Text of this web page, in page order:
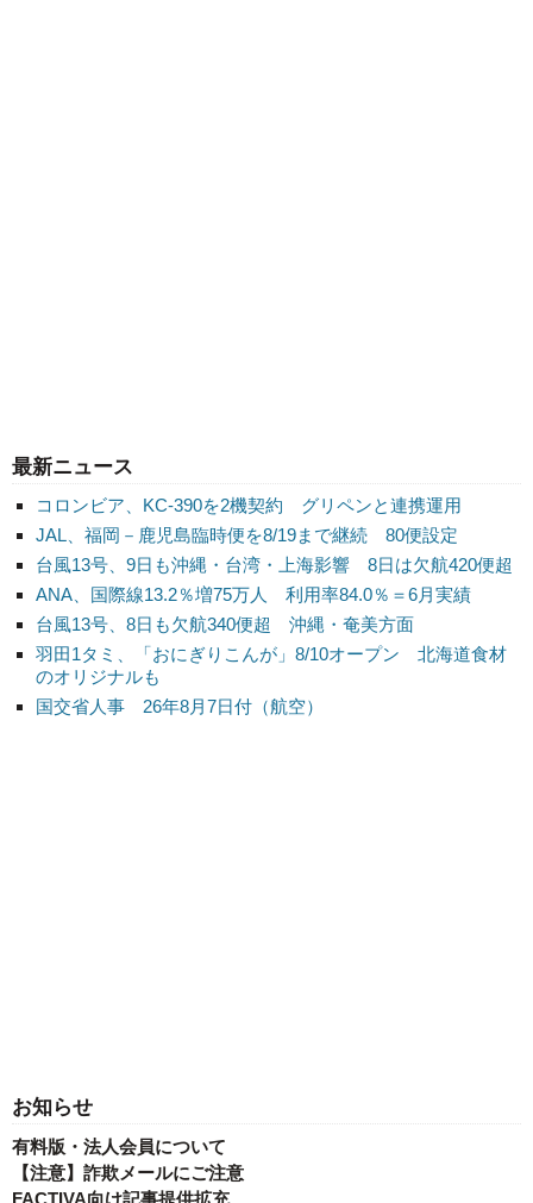
最新ニュース
コロンビア、KC-390を2機契約 グリペンと連携運用
JAL、福岡－鹿児島臨時便を8/19まで継続 80便設定
台風13号、9日も沖縄・台湾・上海影響 8日は欠航420便超
ANA、国際線13.2％増75万人 利用率84.0％＝6月実績
台風13号、8日も欠航340便超 沖縄・奄美方面
羽田1タミ、「おにぎりこんが」8/10オープン 北海道食材
のオリジナルも
国交省人事 26年8月7日付（航空）
お知らせ
有料版・法人会員について
【注意】詐欺メールにご注意
FACTIVA向け記事提供拡充